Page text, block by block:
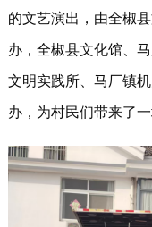
的文艺演出，由全椒
办，全椒县文化馆、
文明实践所、马厂镇
办，为村民们带来了